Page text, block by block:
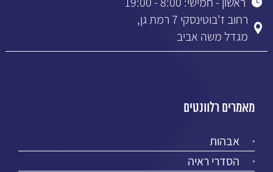
רחוב ז'בוטינסקי 7 רמת גן,
מגדל משה אביב
מאמרים רלוונטים
אבהות
הסדרי ראיה